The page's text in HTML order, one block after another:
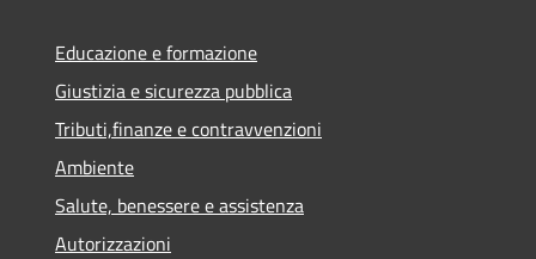
Educazione e formazione
Giustizia e sicurezza pubblica
Tributi,finanze e contravvenzioni
Ambiente
Salute, benessere e assistenza
Autorizzazioni